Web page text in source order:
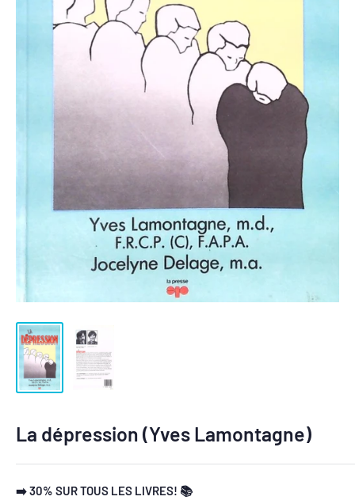
La dépression (Yves Lamontagne)
➡️ 30% SUR TOUS LES LIVRES! 📚